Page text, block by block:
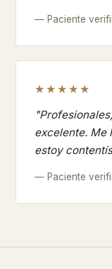
— Paciente
★★★★★
excelente. Me
estoy
— Paciente